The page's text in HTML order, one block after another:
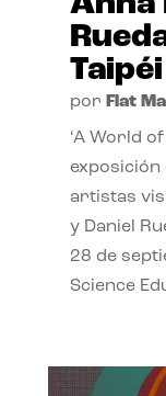
Taipéi
por Flat
‘A World
exposición
artistas
y Daniel
28 de
Science